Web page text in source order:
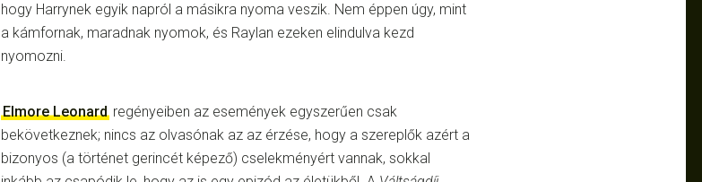
hogy Harrynek egyik napról a másikra nyoma veszik. Nem éppen úgy, mint
a kámfornak, maradnak nyomok, és Raylan ezeken elindulva kezd
nyomozni.
Elmore Leonard regényeiben az események egyszerűen csak
bekövetkeznek; nincs az olvasónak az az érzése, hogy a szereplők azért a
bizonyos (a történet gerincét képező) cselekményért vannak, sokkal